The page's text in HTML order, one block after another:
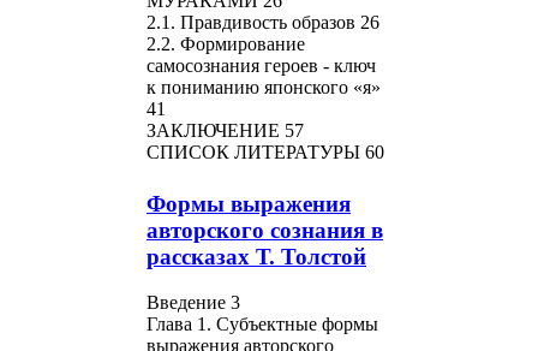
2.1. Правдивость образов 26
2.2. Формирование
самосознания героев - ключ
к пониманию японского «я»
41
ЗАКЛЮЧЕНИЕ 57
СПИСОК ЛИТЕРАТУРЫ 60
Формы выражения
авторского сознания в
рассказах Т. Толстой
Введение 3
Глава 1. Субъектные формы
выражения авторского